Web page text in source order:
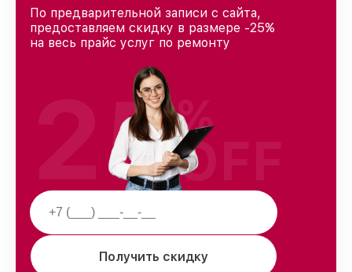
По предварительной записи с сайта,
предоставляем скидку в размере -25%
на весь прайс услуг по ремонту
Получить скидку
25%
OFF